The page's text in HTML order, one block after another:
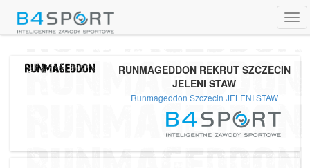
RUNMAGEDDON REKRUT SZCZECIN
JELENI STAW
Runmageddon Szczecin JELENI STAW